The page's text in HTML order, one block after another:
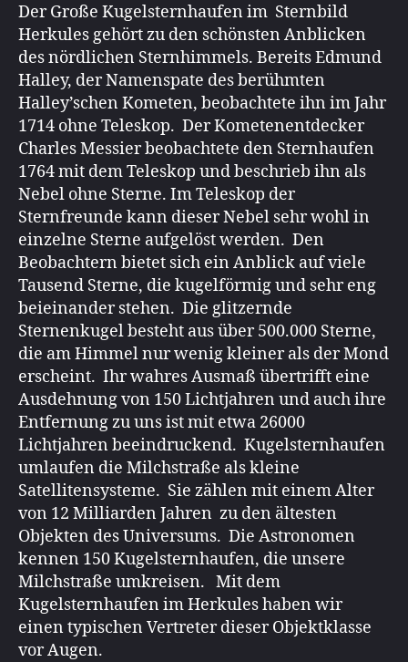
Der Große Kugelsternhaufen im Sternbild
Herkules gehört zu den schönsten Anblicken
des nördlichen Sternhimmels. Bereits Edmund
Halley, der Namenspate des berühmten
Halley’schen Kometen, beobachtete ihn im Jahr
1714 ohne Teleskop. Der Kometenentdecker
Charles Messier beobachtete den Sternhaufen
1764 mit dem Teleskop und beschrieb ihn als
Nebel ohne Sterne. Im Teleskop der
Sternfreunde kann dieser Nebel sehr wohl in
einzelne Sterne aufgelöst werden. Den
Beobachtern bietet sich ein Anblick auf viele
Tausend Sterne, die kugelförmig und sehr eng
beieinander stehen. Die glitzernde
Sternenkugel besteht aus über 500.000 Sterne,
die am Himmel nur wenig kleiner als der Mond
erscheint. Ihr wahres Ausmaß übertrifft eine
Ausdehnung von 150 Lichtjahren und auch ihre
Entfernung zu uns ist mit etwa 26000
Lichtjahren beeindruckend. Kugelsternhaufen
umlaufen die Milchstraße als kleine
Satellitensysteme. Sie zählen mit einem Alter
von 12 Milliarden Jahren zu den ältesten
Objekten des Universums. Die Astronomen
kennen 150 Kugelsternhaufen, die unsere
Milchstraße umkreisen. Mit dem
Kugelsternhaufen im Herkules haben wir
einen typischen Vertreter dieser Objektklasse
vor Augen.